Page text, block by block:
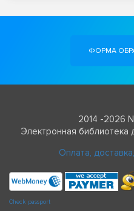
ФОРМА
2014 -2026
Электронная
Оплата,
Check passport